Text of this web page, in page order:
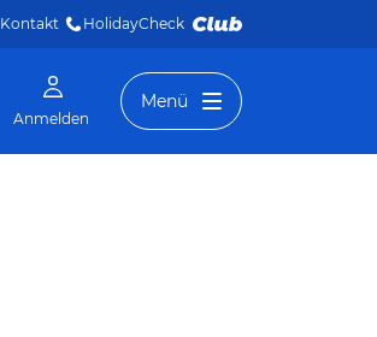
Kontakt HolidayCheck
Anmelden
Menü